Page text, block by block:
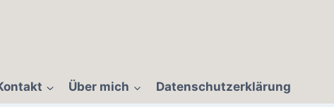
Über mich Datenschutzerklärung